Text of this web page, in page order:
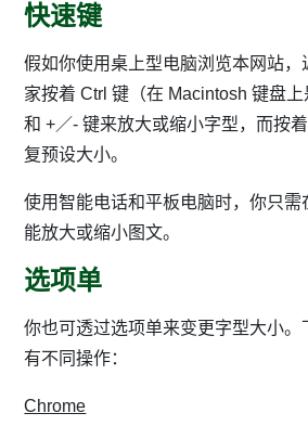
快速键
假如你使用桌上型电脑浏览本网站，
家按着 Ctrl 键（在 Macintosh 键盘上
和 +／- 键来放大或缩小字型，而按
复预设大小。
使用智能电话和平板电脑时，你只需
能放大或缩小图文。
选项单
你也可透过选项单来变更字型大小
有不同操作：
Chrome